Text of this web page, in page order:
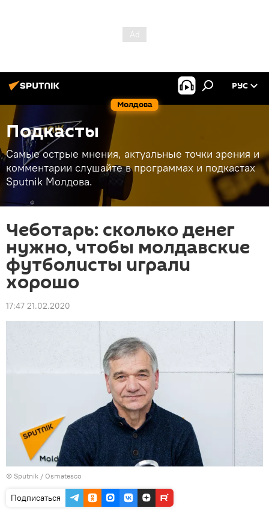
Молдова
РУС
Подкасты
Самые острые мнения, актуальные точки зрения и
комментарии слушайте в программах и подкастах
Sputnik Молдова.
Чеботарь: сколько денег
нужно, чтобы молдавские
футболисты играли
хорошо
17:47 21.02.2020
© Sputnik / Osmatesco
Подписаться